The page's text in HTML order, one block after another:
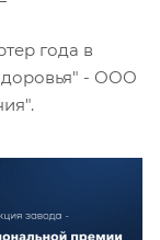
года в
- ООО